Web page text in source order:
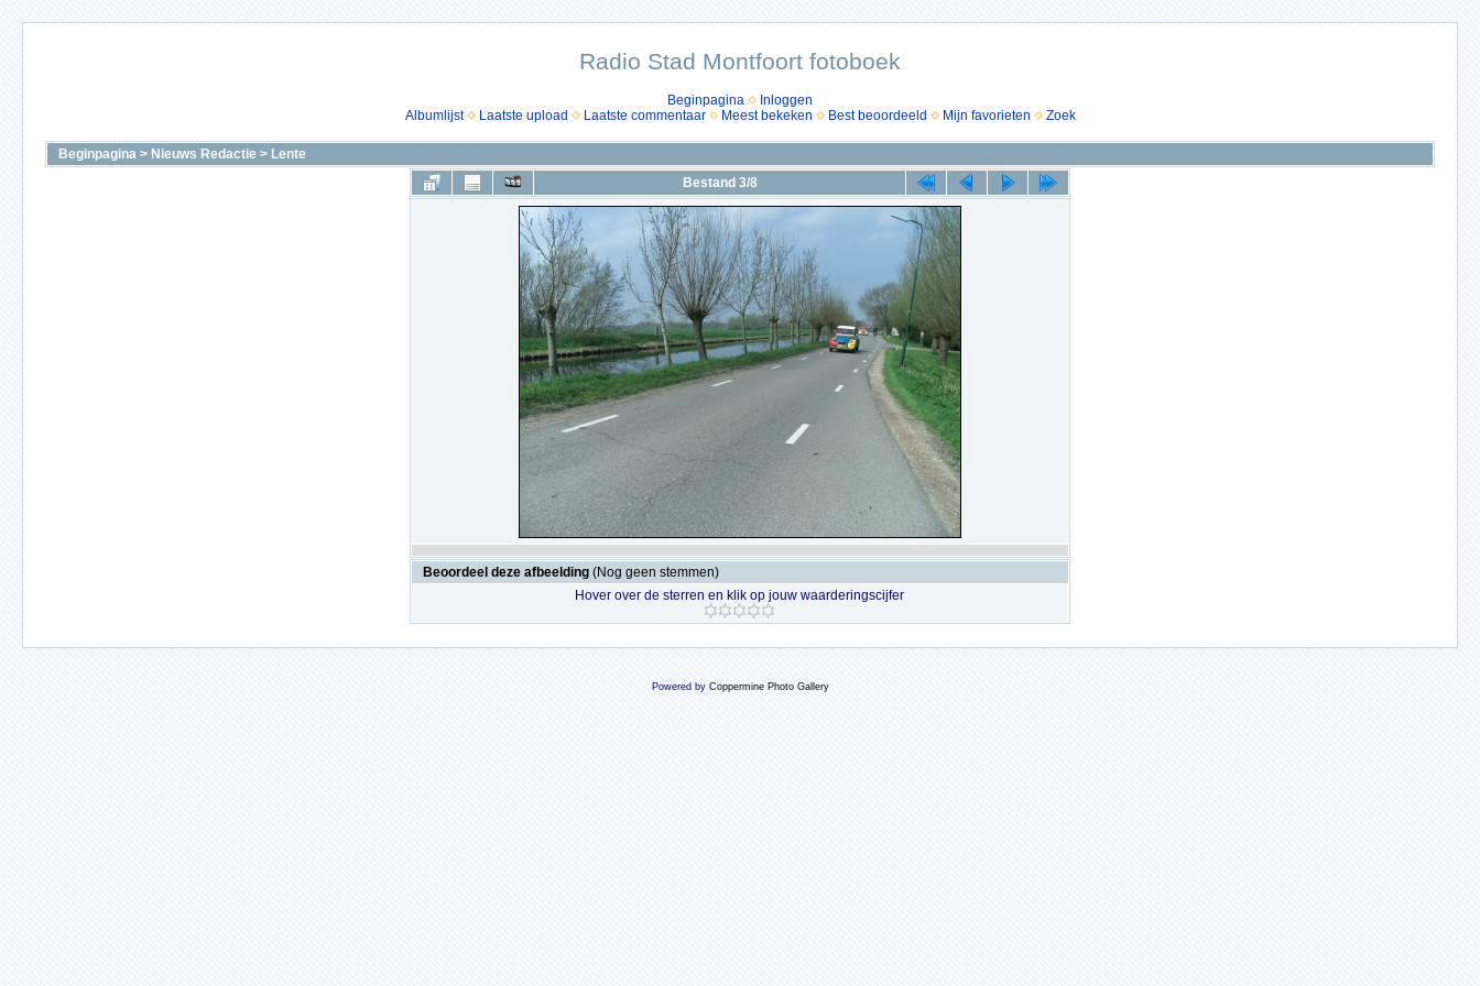
Radio Stad Montfoort fotoboek
Beginpagina
Inloggen
Albumlijst
Laatste upload Laatste commentaar Meest bekeken Best beoordeeld Mijn favorieten Zoek
Beginpagina > Nieuws Redactie > Lente
Bestand 3/8
Beoordeel deze afbeelding (Nog geen stemmen)
Hover over de sterren en klik op jouw waarderingscijfer
Powered by Coppermine Photo Gallery